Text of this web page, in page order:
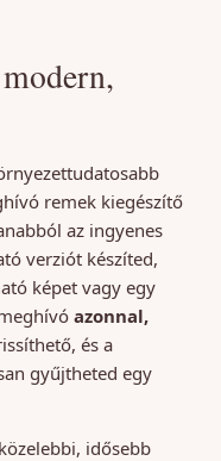
remek kiegészítő
az ingyenes
verziót készíted,
képet vagy egy
azonnal,
és a
gyűjtheted egy
idősebb